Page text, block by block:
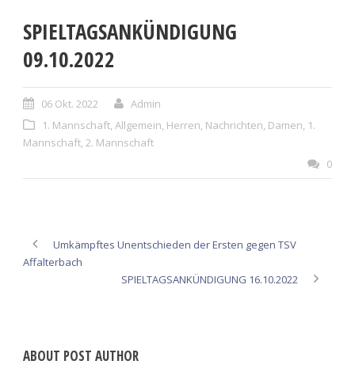
SPIELTAGSANKÜNDIGUNG
09.10.2022
06 Okt. 2022
Admin
1. Mannschaft, Allgemein, Herren, Nachrichten, Damen, 1.
Mannschaft, 2. Mannschaft
0
Umkämpftes Unentschieden der Ersten gegen TSV
Affalterbach
SPIELTAGSANKÜNDIGUNG 16.10.2022
ABOUT POST AUTHOR